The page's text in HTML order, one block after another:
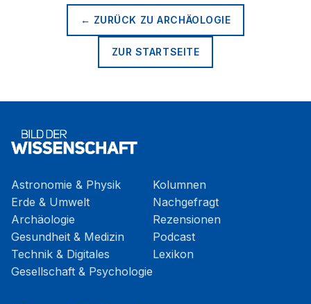
← ZURÜCK ZUARCHÄOLOGIE
ZUR STARTSEITE
Astronomie & Physik
Erde & Umwelt
Archäologie
Gesundheit & Medizin
Technik & Digitales
Gesellschaft & Psychologie
Kolumnen
Nachgefragt
Rezensionen
Podcast
Lexikon